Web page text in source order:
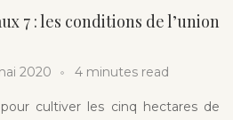
7 : les conditions de l’union
2020 4 minutes read
cultiver les cinq hectares de